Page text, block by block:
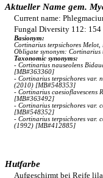
Aktueller Name gem.
Current name:
Fungal Diversity 112:
Basionym:
Cortinarius terpsichores
Obligate synonym: Cortinarius
Taxonomic synonyms:
- Cortinarius nauseolens
[MB#363360]
- Cortinarius terpsichores var.
(2010) [MB#548353]
- Cortinarius caesioflavescens
[MB#363492]
- Cortinarius terpsichores var.
[MB#548352]
- Cortinarius terpsichores var.
(1992) [MB#412885]
Hutfarbe
Aufgeschirmt bei Reife